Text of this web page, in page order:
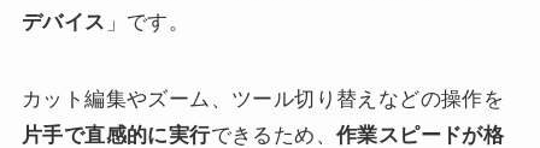
デバイス 」です。
カット編集やズーム、ツール切り替えなどの操作を
片手で直感的に実行できるため、 作業スピードが格